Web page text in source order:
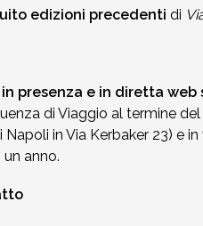
edizioni precedenti di
in presenza e in diretta
di Viaggio al termine
in Via Kerbaker 23) e
anno.